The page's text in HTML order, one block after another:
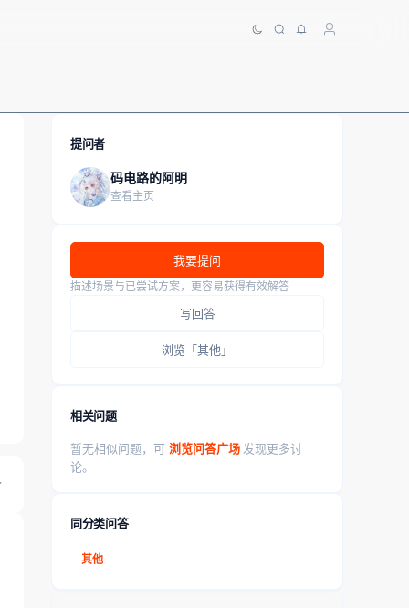
提问者
码电路的阿明
查看主页
我要提问
描述场景与已尝试方案，更容易获得有效解答
写回答
浏览「其他」
相关问题
暂无相似问题，可 浏览问答广场 发现更多讨
论。
同分类问答
其他